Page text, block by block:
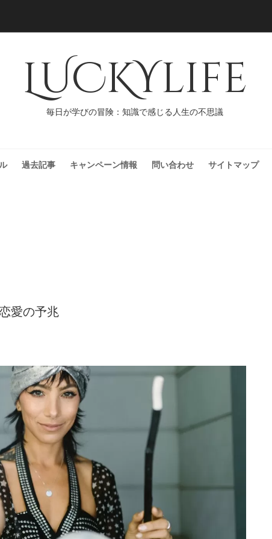
LUCKYlife
毎日が学びの冒険：知識で感じる人生の不思議
過去記事 キャンペーン情報 問い合わせ サイトマップ
愛の予兆